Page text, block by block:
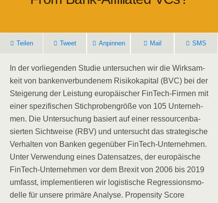
Tei­len Tweet Anpin­nen Mail SMS
In der vor­lie­gen­den Stu­die unter­su­chen wir die Wirk­sam­
keit von ban­ken­ver­bun­de­nem Risi­ko­ka­pi­tal (BVC) bei der
Stei­ge­rung der Leis­tung euro­päi­scher Fin­Tech-Fir­men mit
einer spe­zi­fi­schen Stich­pro­ben­grö­ße von 105 Unter­neh­
men. Die Unter­su­chung basiert auf einer res­sour­cen­ba­
sier­ten Sicht­wei­se (RBV) und unter­sucht das stra­te­gi­sche
Ver­hal­ten von Ban­ken gegen­über Fin­Tech-Unter­neh­men.
Unter Ver­wen­dung eines Daten­sat­zes, der euro­päi­sche
Fin­Tech-Unter­neh­men vor dem Brexit von 2006 bis 2019
umfasst, imple­men­tie­ren wir logis­ti­sche Regres­si­ons­mo­
del­le für unse­re pri­mä­re Ana­ly­se. Pro­pen­si­ty Score